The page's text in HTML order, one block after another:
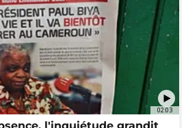
02:03